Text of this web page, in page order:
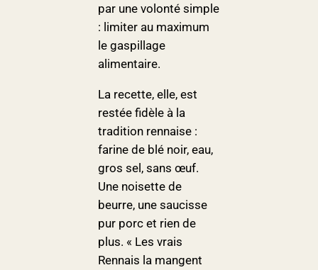
par une volonté simple
: limiter au maximum
le gaspillage
alimentaire.
La recette, elle, est
restée fidèle à la
tradition rennaise :
farine de blé noir, eau,
gros sel, sans œuf.
Une noisette de
beurre, une saucisse
pur porc et rien de
plus. « Les vrais
Rennais la mangent